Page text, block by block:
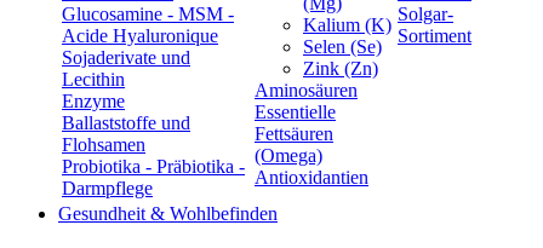
Glucosamine - MSM -
Acide Hyaluronique
Sojaderivate und
Lecithin
Enzyme
Ballaststoffe und
Flohsamen
Probiotika - Präbiotika -
Darmpflege
Kalium (K)
Selen (Se)
Zink (Zn)
Aminosäuren
Essentielle
Fettsäuren
(Omega)
Antioxidantien
Solgar-
Sortiment
Gesundheit & Wohlbefinden